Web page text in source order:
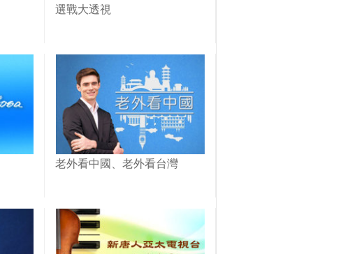
選戰大透視
老外看中國、老外看台灣